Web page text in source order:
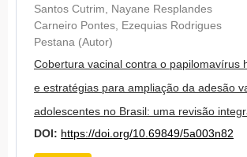
Santos Cutrim, Nayane Resplandes
Carneiro Pontes, Ezequias Rodrigues
Pestana (Autor)
Cobertura vacinal contra o papilomavírus
e estratégias para ampliação da adesão
adolescentes no Brasil: uma revisão
DOI: https://doi.org/10.69849/5a003n82